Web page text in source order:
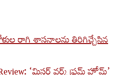
రాగి శాసనాలను తిరిగిచ్చేసిన